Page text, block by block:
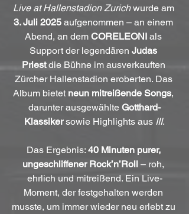
Live at Hallenstadion Zurich wurde am
3. Juli 2025 aufgenommen – an einem
Abend, an dem CORELEONI als
Support der legendären Judas
Priest die Bühne im ausverkauften
Zürcher Hallenstadion eroberten. Das
Album bietet neun mitreißende Songs,
darunter ausgewählte Gotthard-
Klassiker sowie Highlights aus III.
Das Ergebnis: 40 Minuten purer,
ungeschliffener Rock’n’Roll – roh,
ehrlich und mitreißend. Ein Live-
Moment, der festgehalten werden
musste, um immer wieder neu erlebt zu